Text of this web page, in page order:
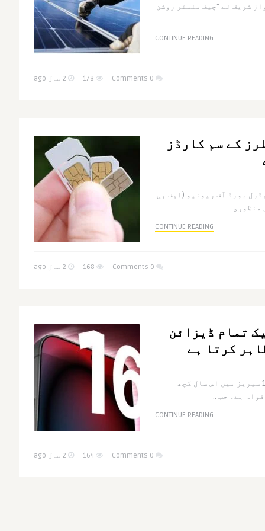
شریف نے "چیف منسٹر روشن
CONTINUE READING
0 Comments
کے سم کارڈز
بورڈ آف ریونیو (ایف بی
منظوری ..
CONTINUE READING
0 Comments
ڈمی لیک تمام ڈیزائن
کرتا ہے
ایپل کی آنے والی آئی فون 16 سیریز میں اس سال کچھ
ہے۔ جب ..
CONTINUE READING
0 Comments